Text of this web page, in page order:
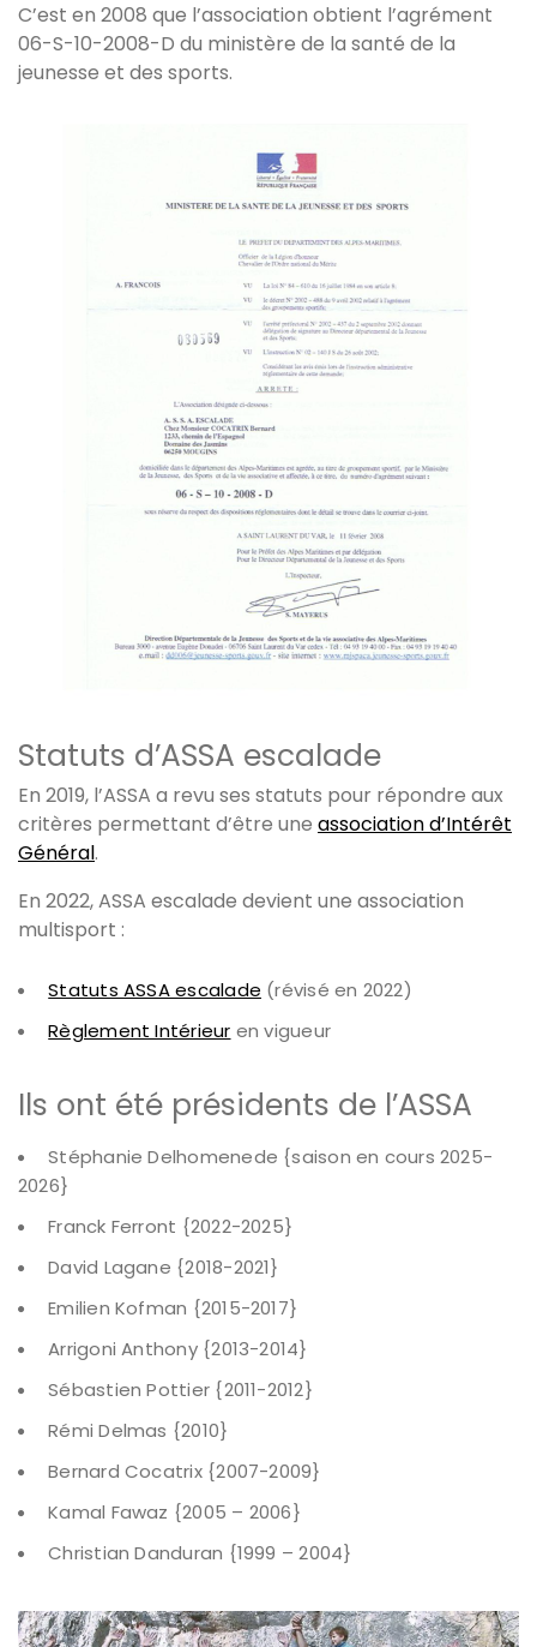
C’est en 2008 que l’association obtient l’agrément
06-S-10-2008-D du ministère de la santé de la
jeunesse et des sports.
Statuts d’ASSA escalade
En 2019, l’ASSA a revu ses statuts pour répondre aux
critères permettant d’être une association d’Intérêt
Général.
En 2022, ASSA escalade devient une association
multisport :
Statuts ASSA escalade (révisé en 2022)
Règlement Intérieur en vigueur
Ils ont été présidents de l’ASSA
Stéphanie Delhomenede {saison en cours 2025-
2026}
Franck Ferront {2022-2025}
David Lagane {2018-2021}
Emilien Kofman {2015-2017}
Arrigoni Anthony {2013-2014}
Sébastien Pottier {2011-2012}
Rémi Delmas {2010}
Bernard Cocatrix {2007-2009}
Kamal Fawaz {2005 – 2006}
Christian Danduran {1999 – 2004}